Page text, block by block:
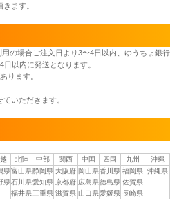
ます。
の場合ご注文日より3〜4日以内、ゆうちょ銀行
以内に発送となります。
ります。
いただきます。
北陸 中部 関西 中国 四国 九州
沖縄
県
県
富山県
石川県
福井県
静岡県
愛知県
三重県
大阪府
京都府
滋賀県
岡山県
広島県
山口県
香川県
徳島県
愛媛県
福岡県
佐賀県
長崎県
沖縄県